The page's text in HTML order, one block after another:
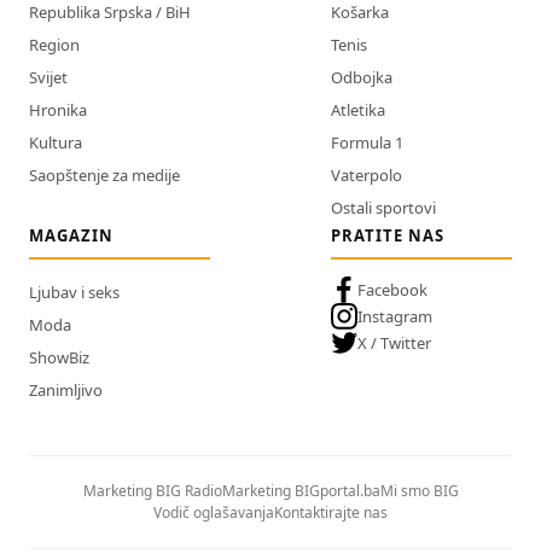
Republika Srpska / BiH
Region
Svijet
Hronika
Kultura
Saopštenje za medije
Košarka
Tenis
Odbojka
Atletika
Formula 1
Vaterpolo
Ostali sportovi
MAGAZIN
Ljubav i seks
Moda
ShowBiz
Zanimljivo
PRATITE NAS
Facebook
Instagram
X / Twitter
Marketing BIG RadioMarketing BIGportal.baMi smo BIG
Vodič oglašavanjaKontaktirajte nas